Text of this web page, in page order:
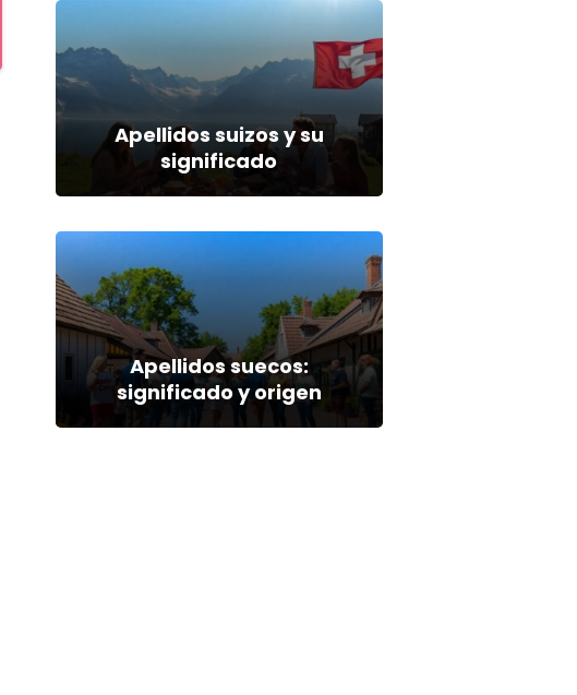
Apellidos suizos y su
significado
Apellidos suecos:
significado y origen